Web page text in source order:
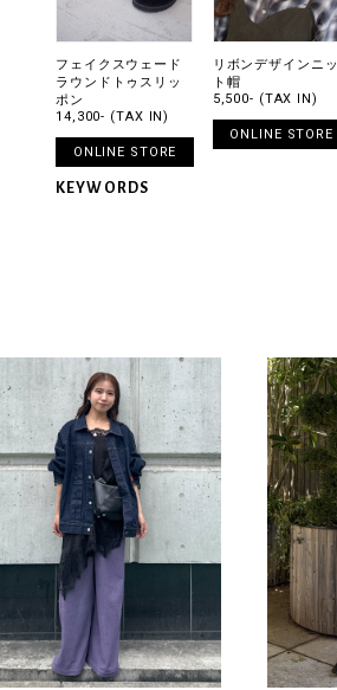
フェイクスウェード
ラウンドトゥスリッ
ポン
14,300- (TAX IN)
ONLINE STORE
リボンデザインニッ
ト帽
5,500- (TAX IN)
ONLINE STORE
KEYWORDS